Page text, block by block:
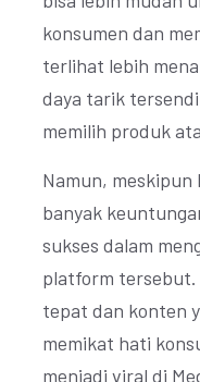
konsumen dan
terlihat lebih
daya tarik
memilih produk
Namun, meskipun
banyak
sukses dalam
platform
tepat dan konten
memikat hati
menjadi viral di